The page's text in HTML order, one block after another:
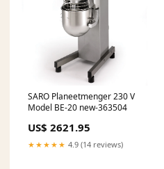
SARO Planeetmenger 230 V
Model BE-20 new-363504
US$ 2621.95
★★★★★ 4.9 (14 reviews)